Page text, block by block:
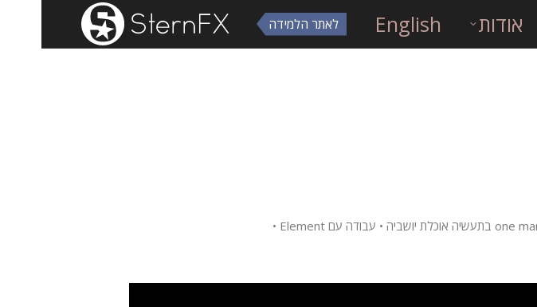
אודות English לאתר הלמידה
הצצה להפקות שאיל יצר לחינוכית ולסין • מאחורי הקלעים של קליפים מארץ נהדרת • איך זה להיות one man band בתעשיה אוכלת יושביה • עבודה עם Element •